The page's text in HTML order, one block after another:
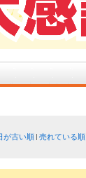
が古い順 売れている順